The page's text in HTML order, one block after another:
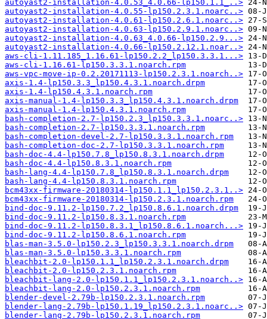
autoyast2-installation-4.0.53_4.0.66-lp150.1.1_..>
autoyast2-installation-4.0.55-lp150.2.3.1.noarc..>
autoyast2-installation-4.0.61-lp150.2.6.1.noarc..>
autoyast2-installation-4.0.63-lp150.2.9.1.noarc..>
autoyast2-installation-4.0.63_4.0.66-lp150.2.9...>
autoyast2-installation-4.0.66-lp150.2.12.1.noar..>
aws-cli-1.11.185_1.16.61-lp150.2.2_lp150.3.3.1...>
aws-cli-1.16.61-lp150.3.3.1.noarch.rpm
aws-vpc-move-ip-0.2.20171113-lp150.2.3.1.noarch..>
axis-1.4-lp150.3.3_lp150.4.3.1.noarch.drpm
axis-1.4-lp150.4.3.1.noarch.rpm
axis-manual-1.4-lp150.3.3_lp150.4.3.1.noarch.drpm
axis-manual-1.4-lp150.4.3.1.noarch.rpm
bash-completion-2.7-lp150.2.3_lp150.3.3.1.noarc..>
bash-completion-2.7-lp150.3.3.1.noarch.rpm
bash-completion-devel-2.7-lp150.3.3.1.noarch.rpm
bash-completion-doc-2.7-lp150.3.3.1.noarch.rpm
bash-doc-4.4-lp150.7.8_lp150.8.3.1.noarch.drpm
bash-doc-4.4-lp150.8.3.1.noarch.rpm
bash-lang-4.4-lp150.7.8_lp150.8.3.1.noarch.drpm
bash-lang-4.4-lp150.8.3.1.noarch.rpm
bcm43xx-firmware-20180314-lp150.1.1_lp150.2.3.1..>
bcm43xx-firmware-20180314-lp150.2.3.1.noarch.rpm
bind-doc-9.11.2-lp150.7.2_lp150.8.6.1.noarch.drpm
bind-doc-9.11.2-lp150.8.3.1.noarch.rpm
bind-doc-9.11.2-lp150.8.3.1_lp150.8.6.1.noarch...>
bind-doc-9.11.2-lp150.8.6.1.noarch.rpm
blas-man-3.5.0-lp150.2.3_lp150.3.3.1.noarch.drpm
blas-man-3.5.0-lp150.3.3.1.noarch.rpm
bleachbit-2.0-lp150.1.1_lp150.2.3.1.noarch.drpm
bleachbit-2.0-lp150.2.3.1.noarch.rpm
bleachbit-lang-2.0-lp150.1.1_lp150.2.3.1.noarch..>
bleachbit-lang-2.0-lp150.2.3.1.noarch.rpm
blender-devel-2.79b-lp150.2.3.1.noarch.rpm
blender-lang-2.79b-lp150.1.19_lp150.2.3.1.noarc..>
blender-lang-2.79b-lp150.2.3.1.noarch.rpm